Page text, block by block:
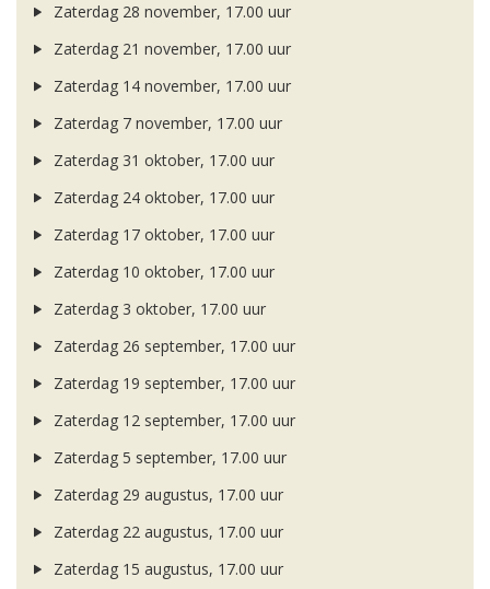
Zaterdag 28 november, 17.00 uur
Zaterdag 21 november, 17.00 uur
Zaterdag 14 november, 17.00 uur
Zaterdag 7 november, 17.00 uur
Zaterdag 31 oktober, 17.00 uur
Zaterdag 24 oktober, 17.00 uur
Zaterdag 17 oktober, 17.00 uur
Zaterdag 10 oktober, 17.00 uur
Zaterdag 3 oktober, 17.00 uur
Zaterdag 26 september, 17.00 uur
Zaterdag 19 september, 17.00 uur
Zaterdag 12 september, 17.00 uur
Zaterdag 5 september, 17.00 uur
Zaterdag 29 augustus, 17.00 uur
Zaterdag 22 augustus, 17.00 uur
Zaterdag 15 augustus, 17.00 uur